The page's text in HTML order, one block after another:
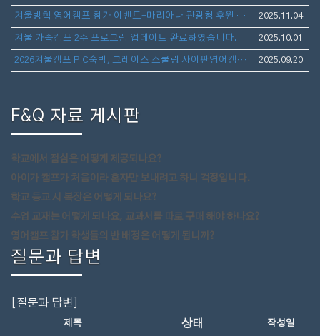
겨울방학 영어캠프 참가 이벤트-마리아나 관광청 후원 보스턴 가방 선물 증정 2025.11.04
겨울 가족캠프 2주 프로그램 업데이트 완료하였습니다. 2025.10.01
2026겨울캠프 PIC숙박, 그레이스 스쿨링 사이판영어캠프(아이만참가,부모동반)- 1월10일 출발 3주일정 모집 2025.09.20
F&Q 자료 게시판
학교에서 점심은 어떻게 제공되나요?
아이가 캠프가 처음이라 혼자만 보내려고 하니 걱정입니다.
학교 등교 시 복장은 어떻게 되나요?
수업 교재는 어떻게 되나요, 교과서를 따로 구매 해야 하나요?
영어캠프 참가 학생들의 반 배정은 어떻게 됩니까?
질문과 답변
[질문과 답변]
제목 상태 작성일